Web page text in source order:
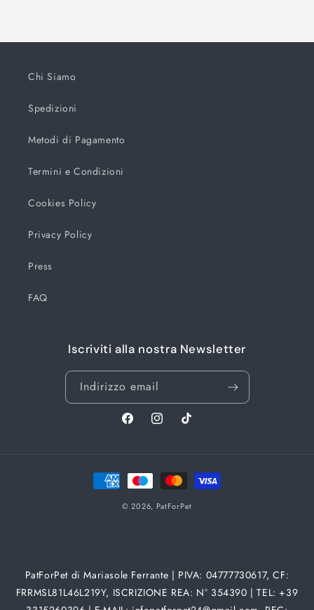
Chi Siamo
Spedizioni
Metodi di Pagamento
Termini e Condizioni
Cookies Policy
Privacy Policy
Press
FAQ
Iscriviti alla nostra Newsletter
Indirizzo email
FacebookInstagramTikTok
Metodi
di
pagamento
© 2026, PatForPet
PatForPet di Mariasole Ferrante | PIVA: 04777730617, CF:
FRRMSL81L46L219Y, ISCRIZIONE REA: N° 354390 | TEL: +39